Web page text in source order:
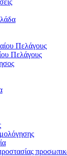
Πελάγους
Πελάγους